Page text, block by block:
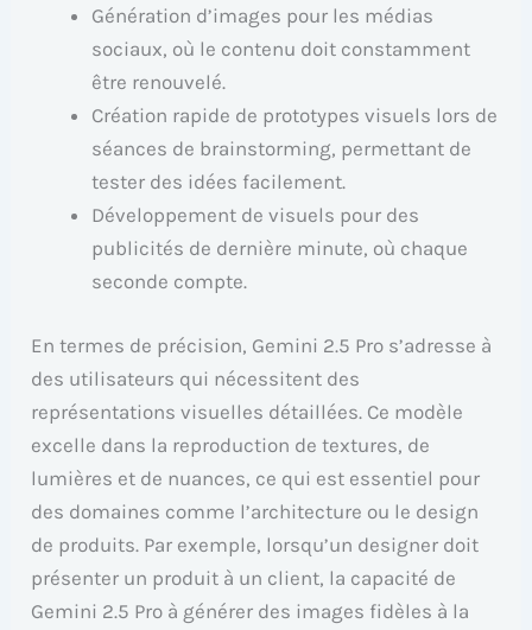
Génération d’images pour les médias
sociaux, où le contenu doit constamment
être renouvelé.
Création rapide de prototypes visuels lors de
séances de brainstorming, permettant de
tester des idées facilement.
Développement de visuels pour des
publicités de dernière minute, où chaque
seconde compte.
En termes de précision, Gemini 2.5 Pro s’adresse à
des utilisateurs qui nécessitent des
représentations visuelles détaillées. Ce modèle
excelle dans la reproduction de textures, de
lumières et de nuances, ce qui est essentiel pour
des domaines comme l’architecture ou le design
de produits. Par exemple, lorsqu’un designer doit
présenter un produit à un client, la capacité de
Gemini 2.5 Pro à générer des images fidèles à la